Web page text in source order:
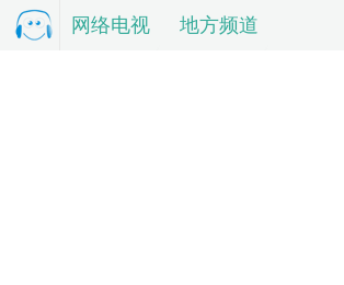
电
网络电视 地方频道